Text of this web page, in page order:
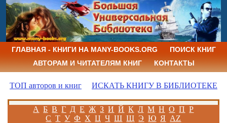
ГЛАВНАЯ - КНИГИ НА MANY-BOOKS.ORG
ПОИСК КНИГ
АВТОРАМ И ЧИТАТЕЛЯМ КНИГ
КОНТАКТЫ
ТОП авторов и книг ИСКАТЬ КНИГУ В БИБЛИОТЕКЕ
А Б В Г Д Е Ж З И Й К Л М Н О П Р
С Т У Ф Х Ц Ч Ш Щ Э Ю Я AZ